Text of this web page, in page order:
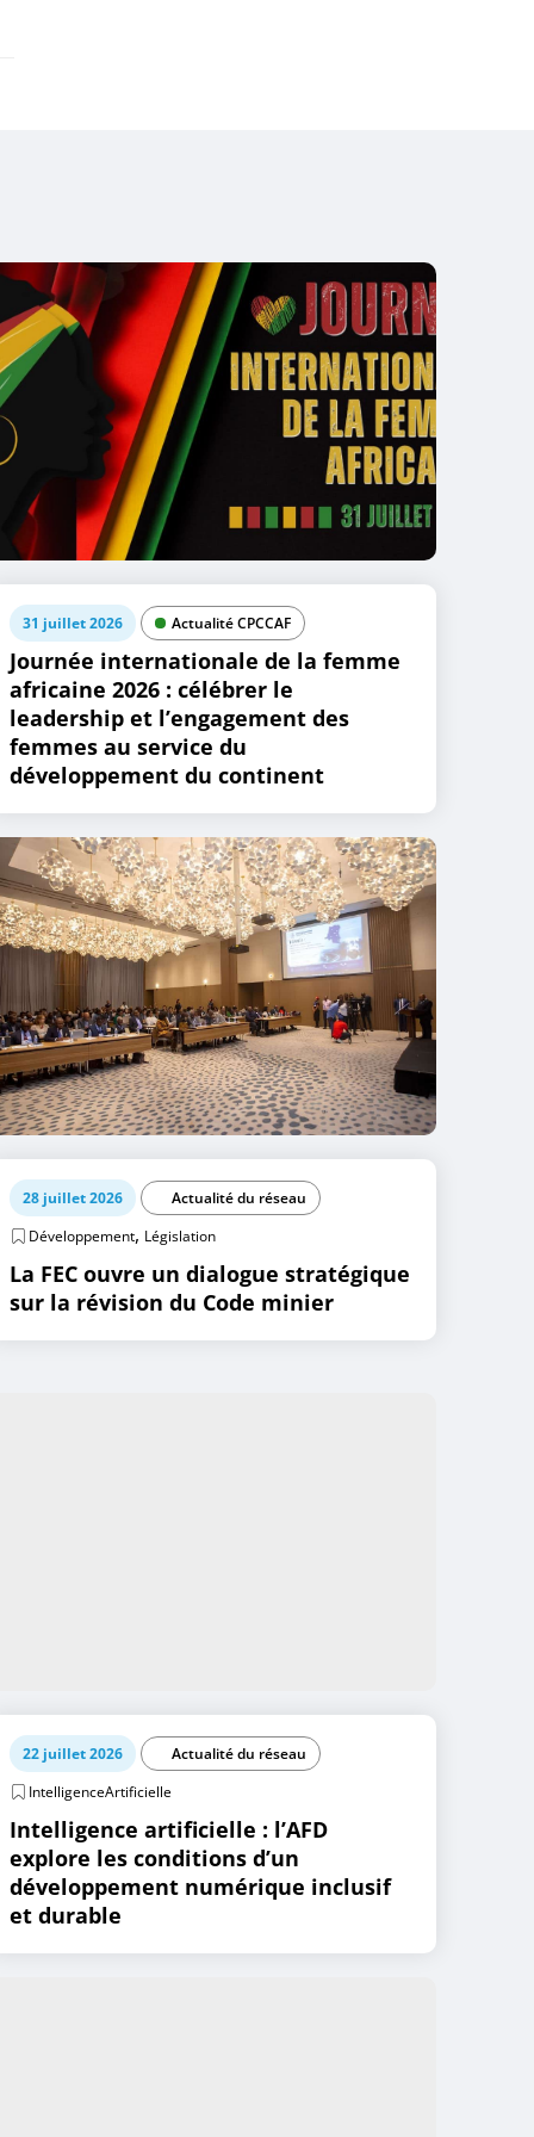
31 juillet 2026 Actualité CPCCAF
Journée internationale de la femme
africaine 2026 : célébrer le
leadership et l’engagement des
femmes au service du
développement du continent
28 juillet 2026
Actualité du réseau
Développement, Législation
La FEC ouvre un dialogue stratégique
sur la révision du Code minier
22 juillet 2026
Actualité du réseau
IntelligenceArtificielle
Intelligence artificielle : l’AFD
explore les conditions d’un
développement numérique inclusif
et durable